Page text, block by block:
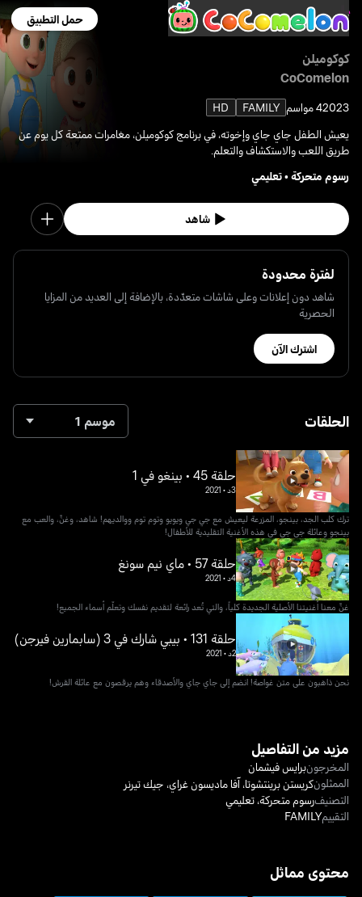
حمل التطبيق
كوكوميلن
CoComelon
20234 مواسم FAMILY
HD
يعيش الطفل جاي جاي وإخوته، في برنامج كوكوميلن، مغامرات ممتعة كل يوم عن
طريق اللعب والاستكشاف والتعلم.
رسوم متحركة•تعليمي
شاهد
لفترة محدودة
شاهد دون إعلانات وعلى شاشات متعدّدة، بالإضافة إلى العديد من المزايا
الحصرية
اشترك الآن
الحلقات موسم 1
حلقة 45 • بينغو في 1
3د •
2021
ترك كلب الجد، بينجو، المزرعة ليعيش مع جي جي ويويو وتوم توم ووالديهم! شاهد، وغنِّ، والعب مع
بينجو وعائلة جي جي في هذه الأغنية التقليدية للأطفال!
حلقة 57 • ماي نيم سونغ
4د •
2021
غنِّ معنا أغنيتنا الأصلية الجديدة كلياً، والتي تُعد رائعة لتقديم نفسك وتعلّم أسماء الجميع!
حلقة 131 • بيبي شارك في 3 (سابمارين فيرجن)
2د •
2021
نحن ذاهبون على متن غواصة! انضم إلى جاي جاي والأصدقاء وهم يرقصون مع عائلة القرش!
مزيد من التفاصيل
المخرجونبرايس فيشمان
الممثلونكريستن برينتشوتا،آفا ماديسون غراي، جيك تيرنر
التصنيفرسوم متحركة،تعليمي
التقييمFAMILY
محتوى مماثل